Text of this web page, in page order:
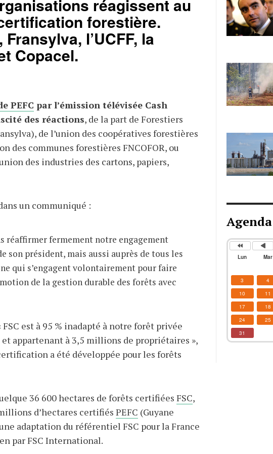
réagissent au
forestière.
l’UCFF, la
Copacel.
PEFC par l’émission télévisée Cash
des réactions, de la part de Forestiers
de l’union des coopératives forestières
des communes forestières FNCOFOR, ou
des industries des cartons, papiers,
un communiqué :
réaffirmer fermement notre engagement
son président, mais aussi auprès de tous les
qui s’engagent volontairement pour faire
de la gestion durable des forêts avec
FSC est à 95 % inadapté à notre forêt privée
appartenant à 3,5 millions de propriétaires »,
a été développée pour les forêts
36 600 hectares de forêts certifiées FSC,
d’hectares certifiés PEFC (Guyane
adaptation du référentiel FSC pour la France
par FSC International.
Agenda
Lun Mar
3
4
10
11
17
18
24
25
31